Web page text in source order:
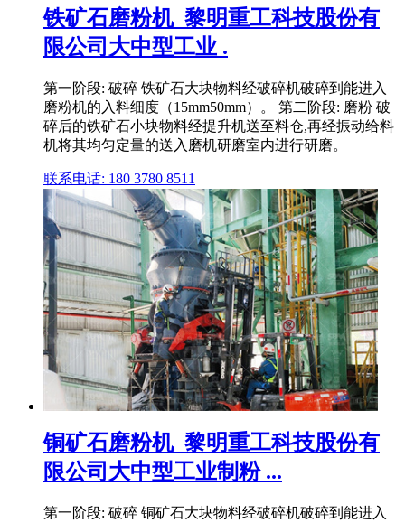
铁矿石磨粉机_黎明重工科技股份有
限公司大中型工业 .
第一阶段: 破碎 铁矿石大块物料经破碎机破碎到能进入
磨粉机的入料细度（15mm50mm）。 第二阶段: 磨粉 破
碎后的铁矿石小块物料经提升机送至料仓,再经振动给料
机将其均匀定量的送入磨机研磨室内进行研磨。
联系电话: 180 3780 8511
铜矿石磨粉机_黎明重工科技股份有
限公司大中型工业制粉 ...
第一阶段: 破碎 铜矿石大块物料经破碎机破碎到能进入